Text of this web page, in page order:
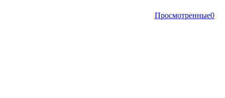
Просмотренные0